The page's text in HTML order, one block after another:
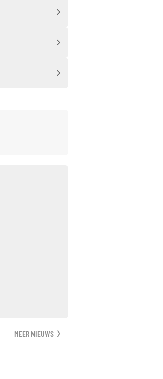
MEER NIEUWS